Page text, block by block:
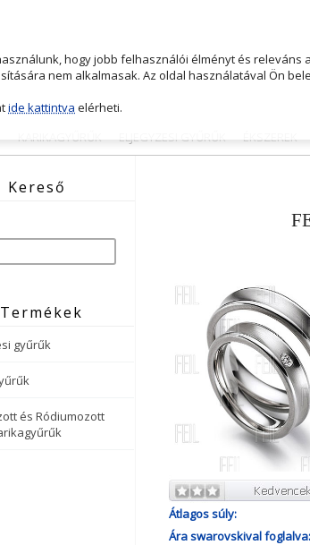
KARIKAGYŰRŰK ELJEGYZESI GYŰRŰK ÉKSZEREK
Kereső
Termékek
gyűrűk
és Ródiumozott
Átlagos súly:
Ára swarovskival foglalva:
hogy jobb felhasználói élményt és releváns
nem alkalmasak. Az oldal használatával Ön
ide kattintva elérheti.